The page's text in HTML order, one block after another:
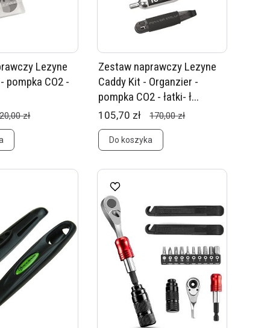
Lezyne
pompka CO2 -
zł
Zestaw naprawczy Lezyne
Caddy Kit - Organzier -
pompka CO2 - łatki- ł...
105,70 zł 170,00 zł
Do koszyka